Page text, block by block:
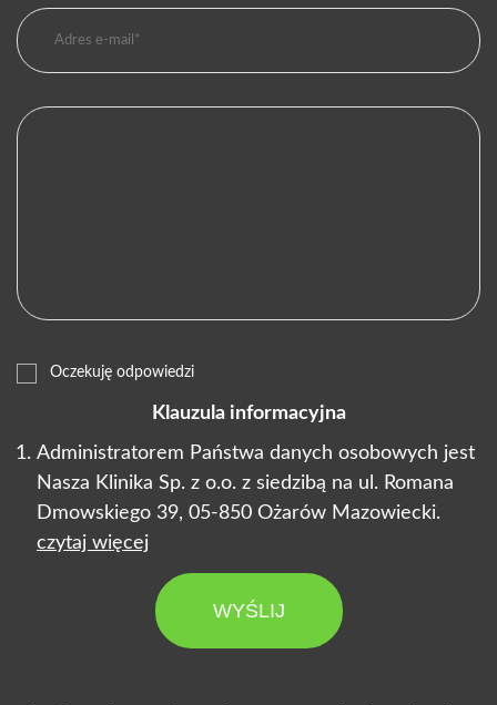
Oczekuję odpowiedzi
Klauzula informacyjna
Administratorem Państwa danych osobowych jest
Nasza Klinika Sp. z o.o. z siedzibą na ul. Romana
Dmowskiego 39, 05-850 Ożarów Mazowiecki.
czytaj więcej
WYŚLIJ